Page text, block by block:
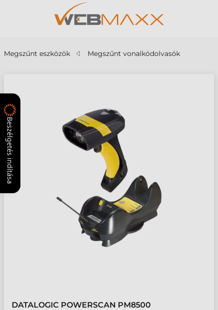
Megszűnt eszközök Megszűnt vonalkódolvasók
DATALOGIC POWERSCAN PM8500
Beszélgetés indítása